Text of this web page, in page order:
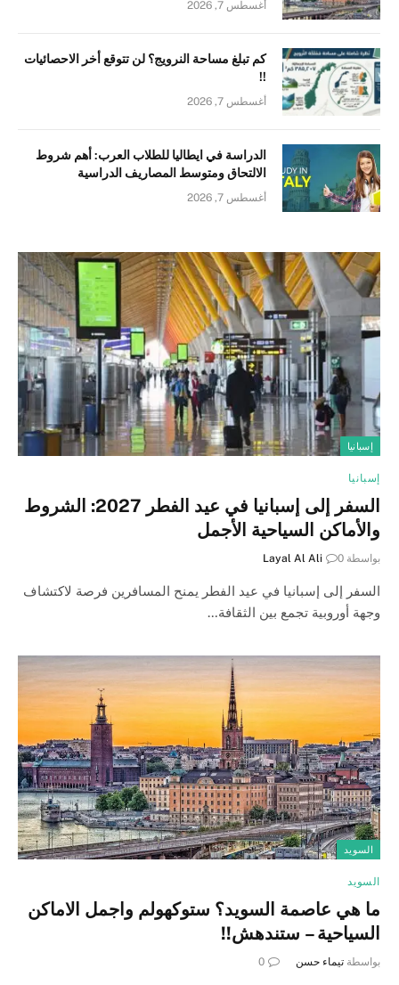
أغسطس 7, 2026
كم تبلغ مساحة النرويج؟ لن تتوقع أخر الاحصائيات
!!
أغسطس 7, 2026
الدراسة في ايطاليا للطلاب العرب: أهم شروط
الالتحاق ومتوسط المصاريف الدراسية
أغسطس 7, 2026
إسبانيا
إسبانيا
السفر إلى إسبانيا في عيد الفطر 2027: الشروط
والأماكن السياحية الأجمل
بواسطة Layal Al Ali 0
السفر إلى إسبانيا في عيد الفطر يمنح المسافرين فرصة لاكتشاف
وجهة أوروبية تجمع بين الثقافة…
السويد
السويد
ما هي عاصمة السويد؟ ستوكهولم واجمل الاماكن
السياحية – ستندهش!!
بواسطة تيماء حسن 0